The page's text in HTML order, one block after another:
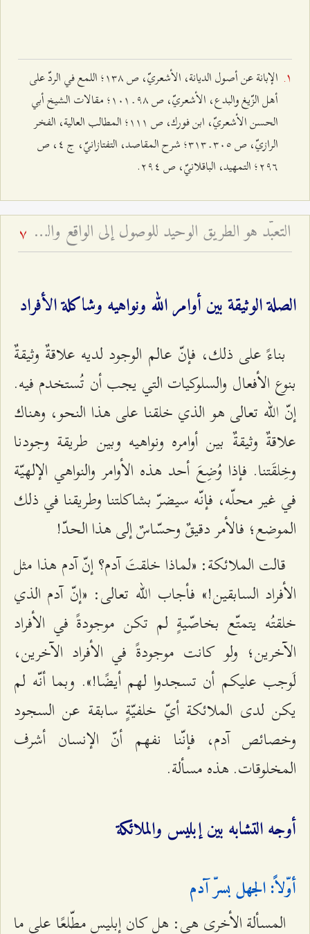
الإبانة عن أصول الديانة، الأشعريّ، ص ۱٣۸؛ اللمع في الردّ على
أهل الزّيغ والبدع، الأشعريّ، ص ٩۸ ـ ۱۰۱؛ مقالات الشيخ أبي
‌الحسن الأشعريّ، ابن‌ فورك، ص ۱۱۱؛ المطالب العالية، الفخر
الرازيّ، ص ٣۰٥ ـ ٣۱٣؛ شرح المقاصد، التفتازانيّ، ج ٤، ص
٢٩٦؛ التمهيد، الباقلانيّ، ص ٢٩٤.
التعبّد هو الطريق الوحيد للوصول إلى الواقع والقرب الإلهيّ - أخطار العلم من دون نية صالحة ومن دون تعبّد 7
الصلة الوثيقة بين أوامر الله ونواهيه وشاكلة الأفراد
بناءً على ذلك، فإنّ عالم الوجود لديه علاقةٌ وثيقةٌ
بنوع الأفعال والسلوكيات التي يجب أن تُستخدم فيه.
إنّ الله تعالى هو الذي خلقنا على هذا النحو، وهناك
علاقةٌ وثيقةٌ بين أوامره ونواهيه وبين طريقة وجودنا
وخِلقَتنا. فإذا وُضِعَ أحد هذه الأوامر والنواهي الإلهيّة
في غير محلّه، فإنّه سيضرّ بشاكلتنا وطريقنا في ذلك
الموضع؛ فالأمر دقيقٌ وحسّاسٌ إلى هذا الحدّ!
قالت الملائكة: «لماذا خلقتَ آدم؟ إنّ آدم هذا مثل
الأفراد السابقين!» فأجاب الله تعالى: «إنّ آدم الذي
خلقتُه يتمتّع بخاصّيةٍ لم تكن موجودةً في الأفراد
الآخرين؛ ولو كانت موجودةً في الأفراد الآخرين،
لَوجب عليكم أن تسجدوا لهم أيضًا!». وبما أنّه لم
يكن لدى الملائكة أيّ خلفيّةٍ سابقة عن السجود
وخصائص آدم، فإنّنا نفهم أنّ الإنسان أشرف
المخلوقات. هذه مسألة.
أوجه التشابه بين إبليس والملائكة
أوّلاً: الجهل بسرّ آدم
المسألة الأخرى هي: هل كان إبليس مطّلعًا على ما